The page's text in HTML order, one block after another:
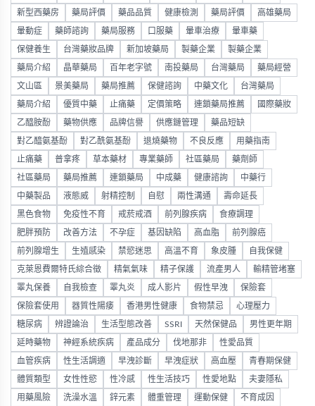
新型西藥房 藥局評價 藥品品質 健康檢測 藥局評價 高雄藥局
暈動症 藥師諮詢 藥局服務 口服藥 暈車治療 暈車藥
保健養生 台灣藥妝品牌 新加坡藥局 製藥企業 製藥企業
藥局介紹 晶華藥局 百年老字號 南投藥局 台灣藥局 藥局經營
文山區 景美藥局 藥局推薦 保健諮詢 中藥文化 台灣藥局
藥局介紹 優質中藥 止痛藥 定價策略 連鎖藥局推薦 國際藥妝
乙醯胺酚 藥物供應 品牌信譽 供應鏈管理 藥品短缺
對乙醯氨基酚 對乙酰氨基酚 退燒藥物 不良反應 用藥指南
止痛藥 普拿疼 草本藥材 專業藥師 社區藥局 藥劑師
社區藥局 藥局推薦 連鎖藥局 中成藥 健康諮詢 中藥行
中藥製品 液態威 射精控制 自慰 兩性溝通 壽命延長
黑色食物 免疫性不育 戒菸戒酒 前列腺疾病 食療調理
肥胖預防 改善方法 不孕症 基因缺陷 高血脂 前列腺癌
前列腺增生 生殖感染 禁慾迷思 高溫不育 象皮腫 自我保健
克萊恩費爾特氏綜合徵 精氣氣味 精子保護 流產男人 輸精管堵塞
睪丸保養 自我檢查 睪丸炎 成人影片 假性早洩 保險套
保險套使用 器質性陽痿 香港男性健康 食物禁忌 心理壓力
糖尿病 辨證論治 生活型態改善 SSRI 天然保健品 男性更年期
延時藥物 神經系統疾病 產品成分 伐地那非 性愛品質
血管疾病 性生活調適 早洩診斷 早洩症狀 高血壓 青春期保健
體質類型 女性性慾 性冷感 性生活技巧 性愛地點 夫妻隱私
用藥風險 洗澡水溫 鋅元素 體重管理 運動保健 不育成因